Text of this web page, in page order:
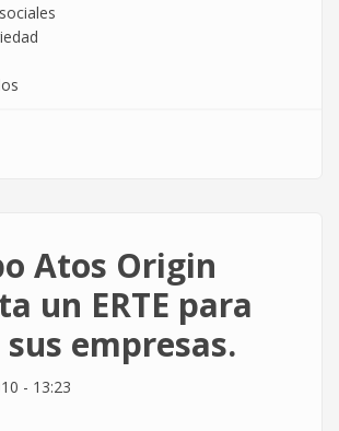
Atos Origin
un ERTE para
empresas.
- 13:23